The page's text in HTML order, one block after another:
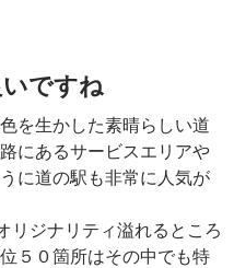
ですね
を生かした素晴らしい道
にあるサービスエリアや
に道の駅も非常に人気が
リジナリティ溢れるところ
５０箇所はその中でも特